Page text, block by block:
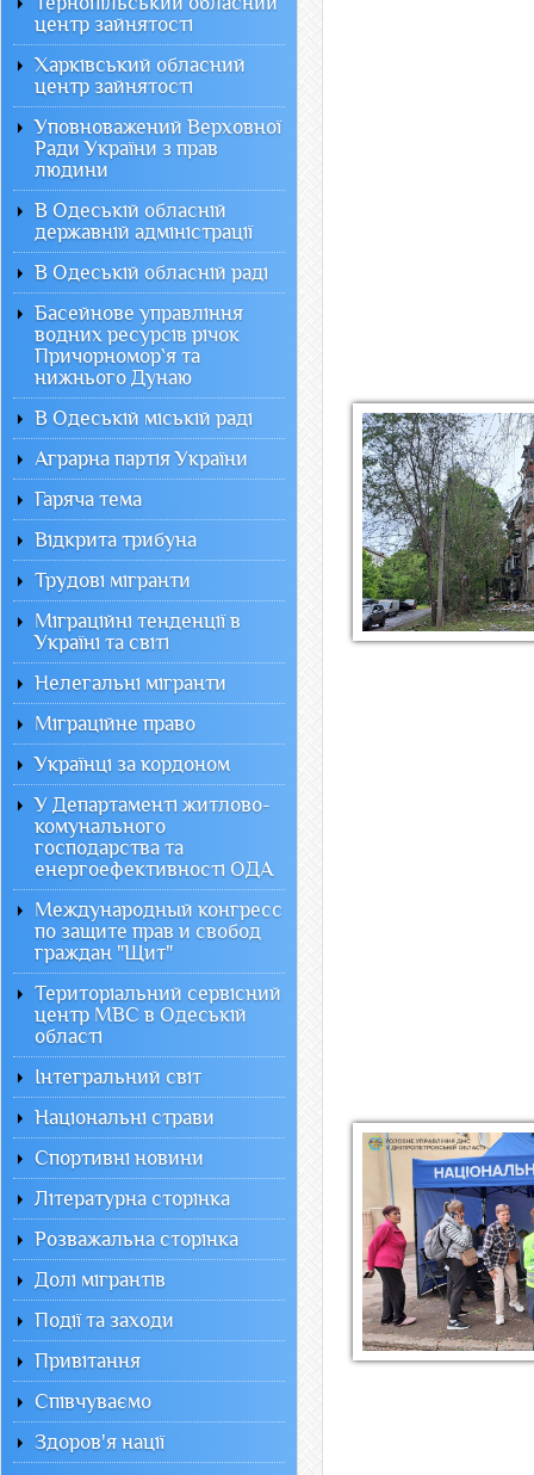
центр зайнятості
Харківський обласний
центр зайнятості
Уповноважений Верховної
Ради України з прав
людини
В Одеській обласній
державній адміністрації
В Одеській обласній раді
Басейнове управління
водних ресурсів річок
Причорномор`я та
нижнього Дунаю
В Одеській міській раді
Аграрна партія України
Гаряча тема
Відкрита трибуна
Трудові мігранти
Міграційні тенденції в
Україні та світі
Нелегальні мігранти
Міграційне право
Українці за кордоном
У Департаменті житлово-
комунального
господарства та
енергоефективності ОДА
Международный конгресс
по защите прав и свобод
граждан "Щит"
Територіальний сервісний
центр МВС в Одеській
області
Інтегральний світ
Національні страви
Спортивні новини
Літературна сторінка
Розважальна сторінка
Долі мігрантів
Події та заходи
Привітання
Співчуваємо
Здоров'я нації